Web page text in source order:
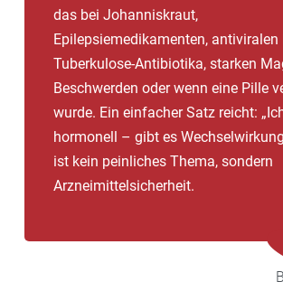
das bei Johanniskraut,
Epilepsiemedikamenten, antiviralen
Tuberkulose-Antibiotika, starken
Beschwerden oder wenn eine Pille
wurde. Ein einfacher Satz reicht:
hormonell – gibt es
ist kein peinliches Thema, sondern
Arzneimittelsicherheit.